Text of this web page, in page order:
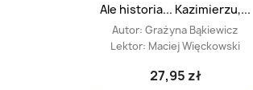
Ale historia... Kazimierzu,...
Autor: Grażyna Bąkiewicz
Lektor: Maciej Więckowski
27,95 zł